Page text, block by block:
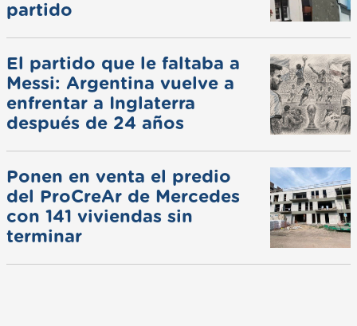
partido
El partido que le faltaba a
Messi: Argentina vuelve a
enfrentar a Inglaterra
después de 24 años
Ponen en venta el predio
del ProCreAr de Mercedes
con 141 viviendas sin
terminar